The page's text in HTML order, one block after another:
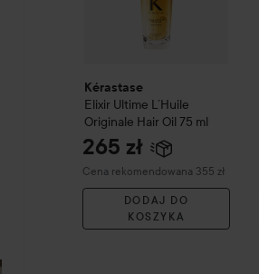
Kérastase
Elixir Ultime L´Huile
Originale Hair Oil 75 ml
265 zł
Cena rekomendowana 355 zł
Zalecana cena 355 zł
DODAJ DO
KOSZYKA